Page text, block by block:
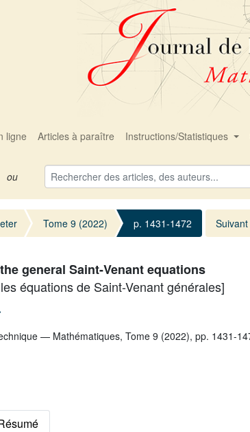
ligne Articles à paraître Instructions/Statistiques
ou
Tome 9 (2022) p. 1431-1472 Suivant
general Saint-Venant equations
équations de Saint-Venant générales]
— Mathématiques, Tome 9 (2022), pp. 1431-